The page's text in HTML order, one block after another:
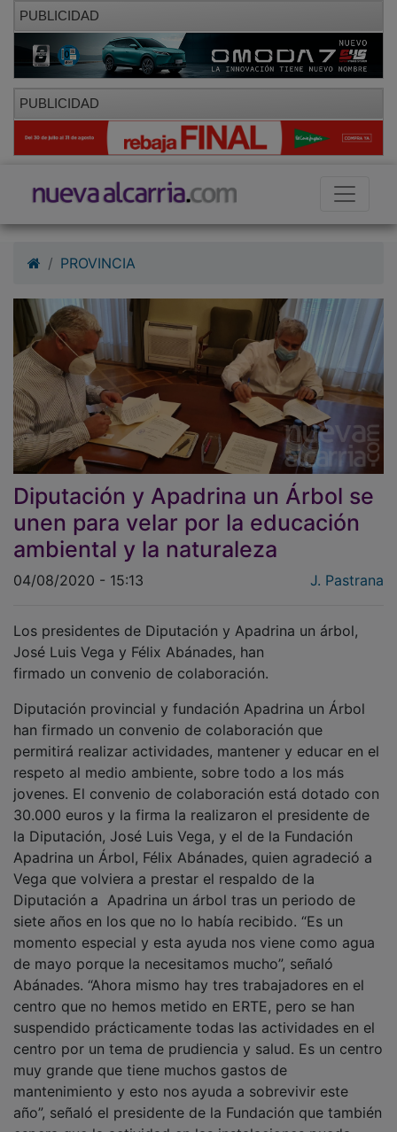
PUBLICIDAD
PUBLICIDAD
Diputación y Apadrina un Árbol se
unen para velar por la educación
ambiental y la naturaleza
04/08/2020 - 15:13
José Luis Vega y Félix Abánades, han
firmado un convenio de colaboración.
Diputación provincial y fundación Apadrina un Árbol
han firmado un convenio de colaboración que
permitirá realizar actividades, mantener y educar en el
respeto al medio ambiente, sobre todo a los más
jovenes. El convenio de colaboración está dotado con
30.000 euros y la firma la realizaron el presidente de
la Diputación, José Luis Vega, y el de la Fundación
Apadrina un Árbol, Félix Abánades, quien agradeció a
Vega que volviera a prestar el respaldo de la
Diputación a Apadrina un árbol tras un periodo de
siete años en los que no lo había recibido. “Es un
momento especial y esta ayuda nos viene como agua
de mayo porque la necesitamos mucho”, señaló
Abánades. “Ahora mismo hay tres trabajadores en el
centro que no hemos metido en ERTE, pero se han
suspendido prácticamente todas las actividades en el
centro por un tema de prudiencia y salud. Es un centro
muy grande que tiene muchos gastos de
mantenimiento y esto nos ayuda a sobrevivir este
año”, señaló el presidente de la Fundación que también
espera que la actividad en las instalaciones pueda